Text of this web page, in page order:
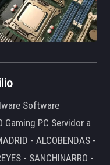
Software
Gaming PC Servidor a
- ALCOBENDAS -
- SANCHINARRO -